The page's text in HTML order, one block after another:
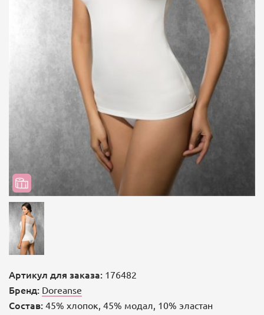
Артикул для заказа: 176482
Бренд: Doreanse
Состав: 45% хлопок, 45% модал, 10% эластан